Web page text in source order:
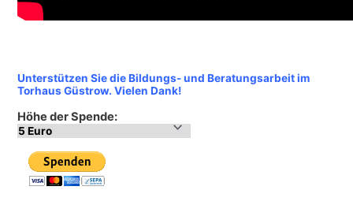
Unterstützen Sie die Bildungs- und Beratungsarbeit im
Torhaus Güstrow. Vielen Dank!
Höhe der Spende: